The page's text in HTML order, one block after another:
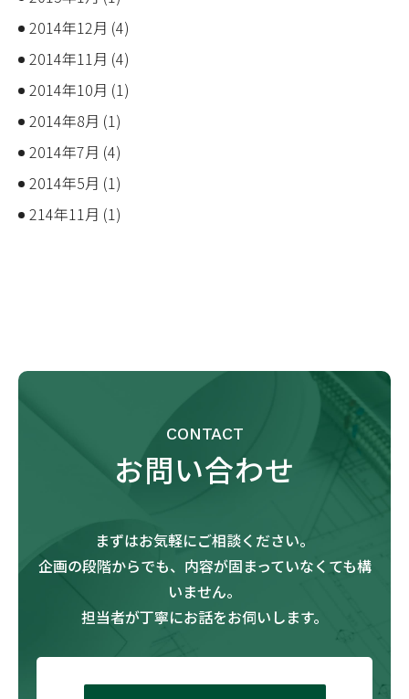
2014年12月 (4)
2014年11月 (4)
2014年10月 (1)
2014年8月 (1)
2014年7月 (4)
2014年5月 (1)
214年11月 (1)
CONTACT
お問い合わせ
まずはお気軽にご相談ください。
企画の段階からでも、内容が固まっていなくても構
いません。
担当者が丁寧にお話をお伺いします。